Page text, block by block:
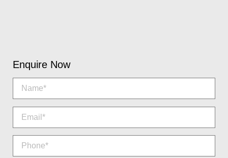
Enquire Now